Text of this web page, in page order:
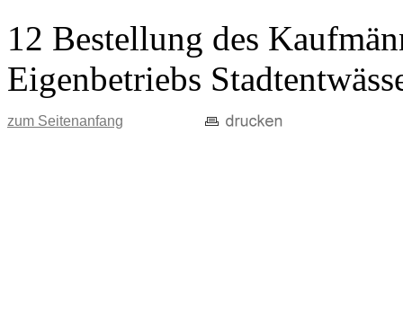
12 Bestellung des
Eigenbetriebs
zum Seitenanfang